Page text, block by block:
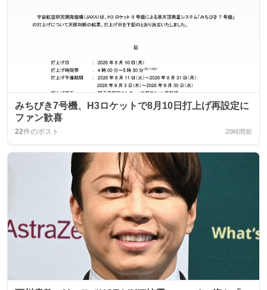
みちびき7号機、H3ロケットで8月10日打上げ再設定に
ファン歓喜
22件のポスト 20時間前